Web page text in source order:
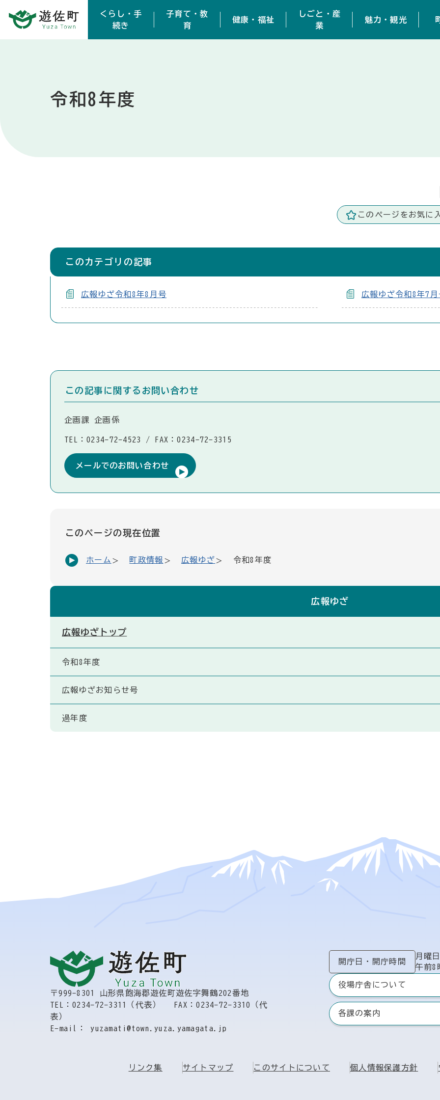
くらし・手
続き
子育て・教
育
健康・福祉
しごと・産
業
魅力・観光
令和8年度
このページをお気に
このカテゴリの記事
広報ゆざ令和8年8月号 広報ゆざ令和8年7月
この記事に関するお問い合わせ
企画課 企画係
TEL：0234-72-4523 / FAX：0234-72-3315
メールでのお問い合わせ
このページの現在位置
ホーム 町政情報 広報ゆざ 令和8年度
広報ゆざ
広報ゆざトップ
令和8年度
広報ゆざお知らせ号
過年度
〒999-8301 山形県飽海郡遊佐町遊佐字舞鶴202番地
TEL：0234-72-3311（代表）
FAX：0234-72-3310（代
表）
E-mail： yuzamati@town.yuza.yamagata.jp
開庁日 ・ 開庁時間
月曜
午前8
役場庁舎について
各課の案内
リンク集 サイトマップ このサイトについて 個人情報保護方針